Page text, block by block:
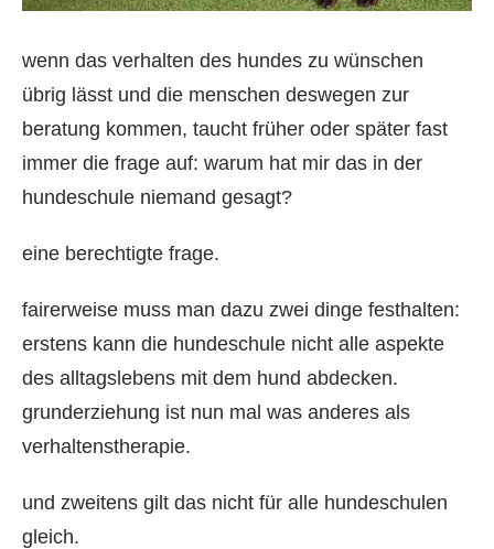
wenn das verhalten des hundes zu wünschen
übrig lässt und die menschen deswegen zur
beratung kommen, taucht früher oder später fast
immer die frage auf: warum hat mir das in der
hundeschule niemand gesagt?
eine berechtigte frage.
fairerweise muss man dazu zwei dinge festhalten:
erstens kann die hundeschule nicht alle aspekte
des alltagslebens mit dem hund abdecken.
grunderziehung ist nun mal was anderes als
verhaltenstherapie.
und zweitens gilt das nicht für alle hundeschulen
gleich.